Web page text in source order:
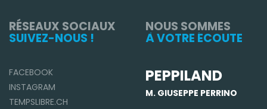
RÉSEAUX SOCIAUX
SUIVEZ-NOUS !
FACEBOOK
INSTAGRAM
TEMPSLIBRE.CH
NOUS SOMMES
À VOTRE ÉCOUTE
PEPPILAND
M. GIUSEPPE PERRINO